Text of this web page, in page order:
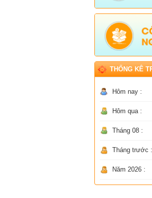
THỐNG KÊ
Hôm nay :
Hôm qua :
Tháng 08 :
Tháng trước :
Năm 2026 :